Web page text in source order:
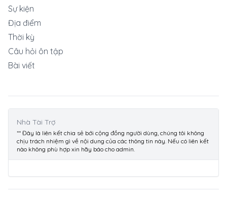
Sự kiện
Địa điểm
Thời kỳ
Câu hỏi ôn tập
Bài viết
Nhà Tài Trợ
** Đây là liên kết chia sẻ bới cộng đồng người dùng, chúng tôi không
chịu trách nhiệm gì về nội dung của các thông tin này. Nếu có liên kết
nào không phù hợp xin hãy báo cho admin.